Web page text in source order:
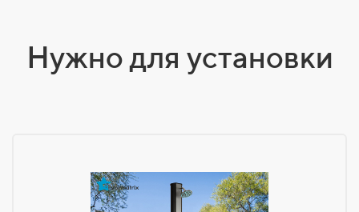
Нужно для установки